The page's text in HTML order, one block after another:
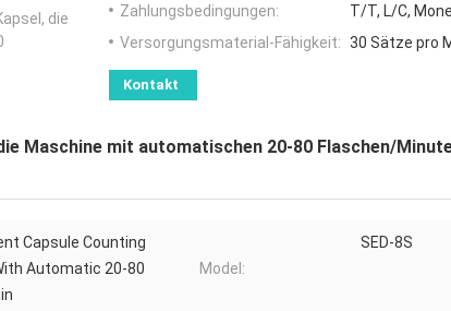
die
Zahlungsbedingungen:
T/T, L/C,
Versorgungsmaterial-Fähigkeit: 30 Sätze pro
Kontakt
Maschine mit automatischen 20-80 Flaschen/
Capsule Counting
Automatic 20-80
Model:
SED-8S